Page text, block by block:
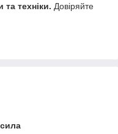
техніки. Довіряйте